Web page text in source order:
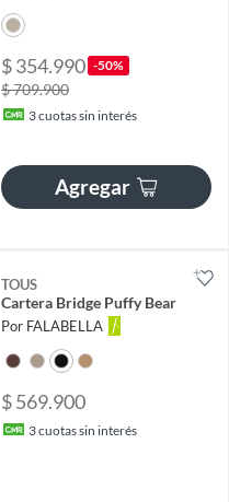
$ 354.990 -50%
$ 709.900
3cuotas sin interés
Agregar
TOUS
Cartera Bridge Puffy Bear
Por FALABELLA
$ 569.900
3cuotas sin interés